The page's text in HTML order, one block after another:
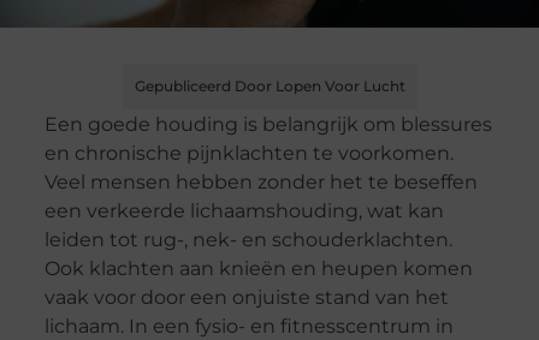
Gepubliceerd Door Lopen Voor Lucht
Een goede houding is belangrijk om blessures
en chronische pijnklachten te voorkomen.
Veel mensen hebben zonder het te beseffen
een verkeerde lichaamshouding, wat kan
leiden tot rug-, nek- en schouderklachten.
Ook klachten aan knieën en heupen komen
vaak voor door een onjuiste stand van het
lichaam. In een fysio- en fitnesscentrum in